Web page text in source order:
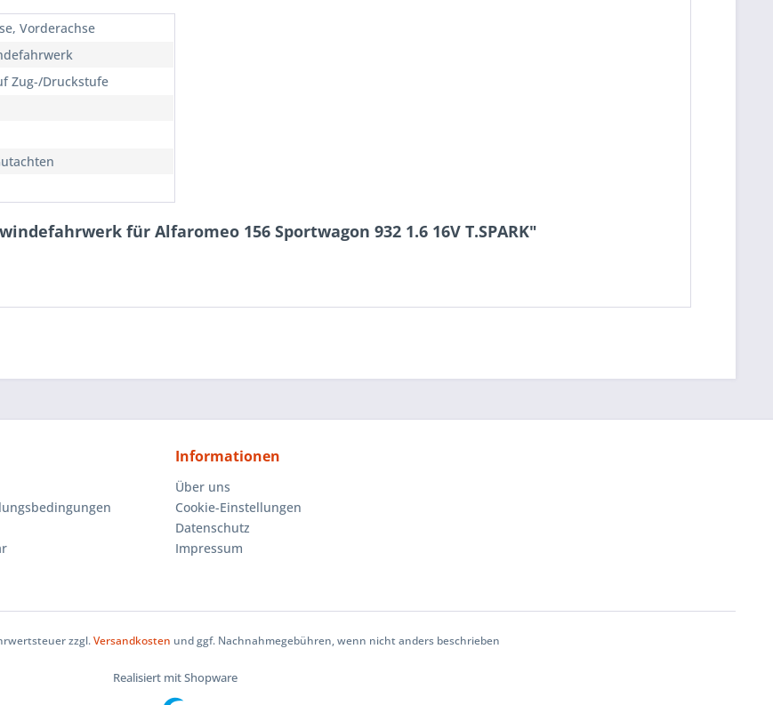
Vorderachse
Zug-/Druckstufe
für Alfaromeo 156 Sportwagon 932 1.6 16V T.SPARK"
Informationen
Über uns
Cookie-Einstellungen
Datenschutz
Impressum
zzgl.Versandkosten und ggf. Nachnahmegebühren, wenn nicht anders beschrieben
Realisiert mit Shopware